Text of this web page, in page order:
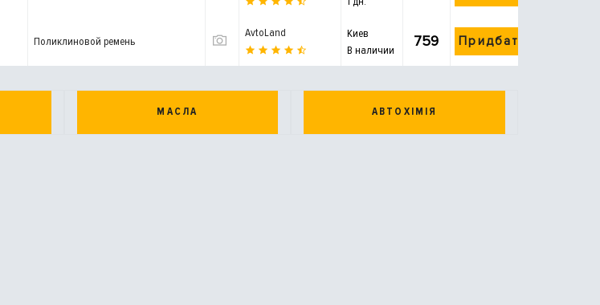
Поликлиновой ремень
AvtoLand
Киев
В наличии
759 Придбати
МАСЛА АВТОХІМІЯ